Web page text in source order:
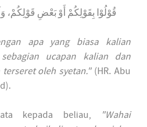
قُوْلُوْا بِقَوْلِكُمْ أَوْ بَعْضِ قَوْلِكُمْ،
apa yang biasa kalian
ucapan kalian dan
oleh syetan."(HR. Abu
kepada beliau, "Wahai